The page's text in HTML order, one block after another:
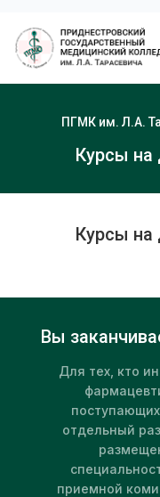
ПГМК им. Л.А.
Курсы на
Курсы на
Вы
Для тех, кто
отдельный
приемной